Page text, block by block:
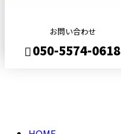
お問い合わせ
050-5574-0618